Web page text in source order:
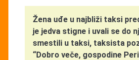
Žena uđe u najbliži taksi
je jedva stigne i uvali se do
smestili u taksi, taksista
“Dobro veče, gospodine